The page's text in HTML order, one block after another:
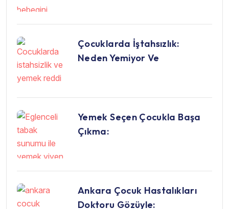
Çocuklarda İştahsızlık:
Neden Yemiyor Ve
Yemek Seçen Çocukla Başa
Çıkma:
Ankara Çocuk Hastalıkları
Doktoru Gözüyle: